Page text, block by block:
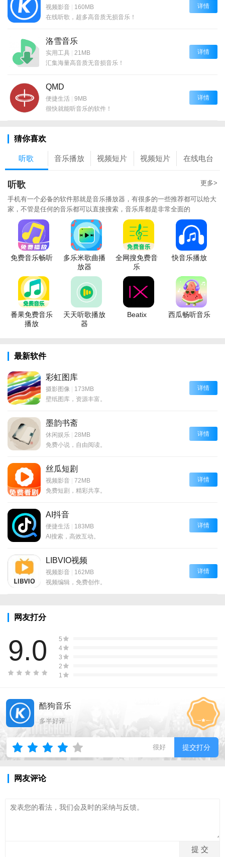
视频影音 | 160MB
在线听歌，超多高音质无损音乐！
详情
洛雪音乐
实用工具 | 21MB
汇集海量高音质无音损音乐！
详情
QMD
便捷生活 | 9MB
很快就能听音乐的软件！
详情
猜你喜欢
听歌 音乐播放 视频短片 视频短片 在线电台
听歌 更多>
手机有一个必备的软件那就是音乐播放器，有很多的一些推荐都可以给大
家，不管是任何的音乐都可以直接搜索，音乐库都是非常全面的
免费音乐畅听
多乐米歌曲播
放器
全网搜免费音
乐
快音乐播放
番果免费音乐
播放
天天听歌播放
器
Beatix 西瓜畅听音乐
最新软件
彩虹图库
摄影图像 | 173MB
壁纸图库，资源丰富。
详情
墨韵书斋
休闲娱乐 | 28MB
免费小说，自由阅读。
详情
丝瓜短剧
视频影音 | 72MB
免费短剧，精彩共享。
详情
AI抖音
便捷生活 | 183MB
AI搜索，高效互动。
详情
LIBVIO视频
视频影音 | 162MB
视频编辑，免费创作。
详情
网友打分
9.0
5
4
3
2
1
酷狗音乐
多半好评
很好 提交打分
网友评论